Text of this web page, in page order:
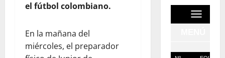
el fútbol colombiano.
En la mañana del
miércoles, el preparador